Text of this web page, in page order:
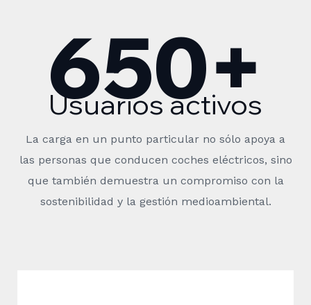
650+
Usuarios activos
La carga en un punto particular no sólo apoya a
las personas que conducen coches eléctricos, sino
que también demuestra un compromiso con la
sostenibilidad y la gestión medioambiental.